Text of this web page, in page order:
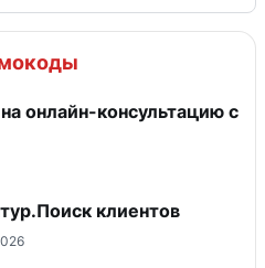
онлайн-консультацию с
клиентов